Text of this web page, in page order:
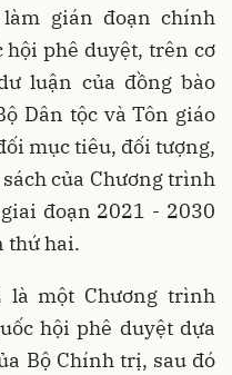
gián đoạn chính
hội phê duyệt, trên cơ
luận của đồng bào
Dân tộc và Tôn giáo
mục tiêu, đối tượng,
của Chương trình
đoạn 2021 - 2030
thứ hai.
là một Chương trình
hội phê duyệt dựa
Bộ Chính trị, sau đó